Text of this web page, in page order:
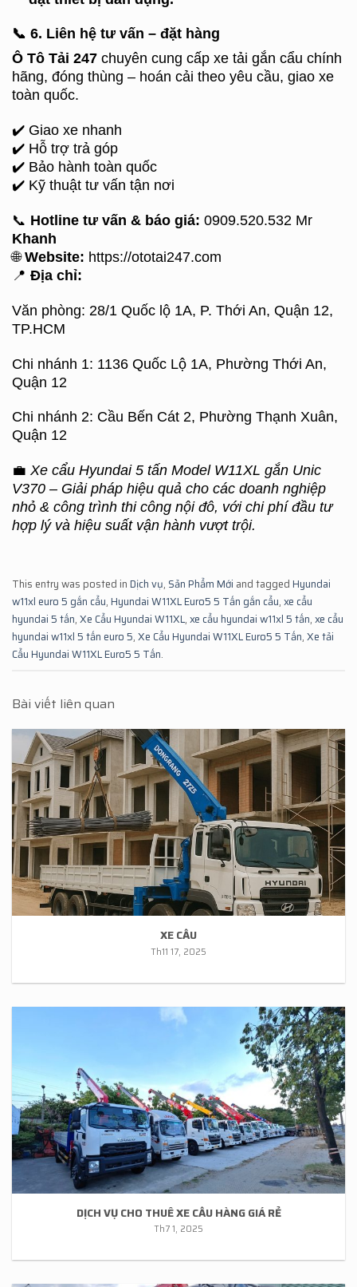
📞 6. Liên hệ tư vấn – đặt hàng
Ô Tô Tải 247 chuyên cung cấp xe tải gắn cẩu chính
hãng, đóng thùng – hoán cải theo yêu cầu, giao xe
toàn quốc.
✔️ Giao xe nhanh
✔️ Hỗ trợ trả góp
✔️ Bảo hành toàn quốc
✔️ Kỹ thuật tư vấn tận nơi
📞 Hotline tư vấn & báo giá: 0909.520.532 Mr
Khanh
🌐Website: https://ototai247.com
📍 Địa chỉ:
Văn phòng: 28/1 Quốc lộ 1A, P. Thới An, Quận 12,
TP.HCM
Chi nhánh 1: 1136 Quốc Lộ 1A, Phường Thới An,
Quận 12
Chi nhánh 2: Cầu Bến Cát 2, Phường Thạnh Xuân,
Quận 12
💼 Xe cẩu Hyundai 5 tấn Model W11XL gắn Unic
V370 – Giải pháp hiệu quả cho các doanh nghiệp
nhỏ & công trình thi công nội đô, với chi phí đầu tư
hợp lý và hiệu suất vận hành vượt trội.
This entry was posted in Dịch vụ, Sản Phẩm Mới and tagged Hyundai
w11xl euro 5 gắn cẩu, Hyundai W11XL Euro5 5 Tấn gắn cẩu,xe cẩu
hyundai 5 tấn,Xe Cẩu Hyundai W11XL,xe cẩu hyundai w11xl 5 tấn,xe cẩu
hyundai w11xl 5 tấn euro 5,Xe Cẩu Hyundai W11XL Euro5 5 Tấn,Xe tải
Cẩu Hyundai W11XL Euro5 5 Tấn.
Bài viết liên quan
XE CẨU
Th11 17, 2025
DỊCH VỤ CHO THUÊ XE CẨU HÀNG GIÁ RẺ
Th7 1, 2025